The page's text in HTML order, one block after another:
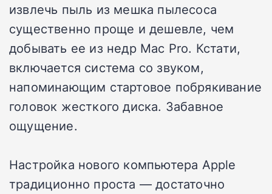
извлечь пыль из мешка пылесоса
существенно проще и дешевле, чем
добывать ее из недр Mac Pro. Кстати,
включается система со звуком,
напоминающим стартовое побрякивание
головок жесткого диска. Забавное
ощущение.
Настройка нового компьютера Apple
традиционно проста — достаточно